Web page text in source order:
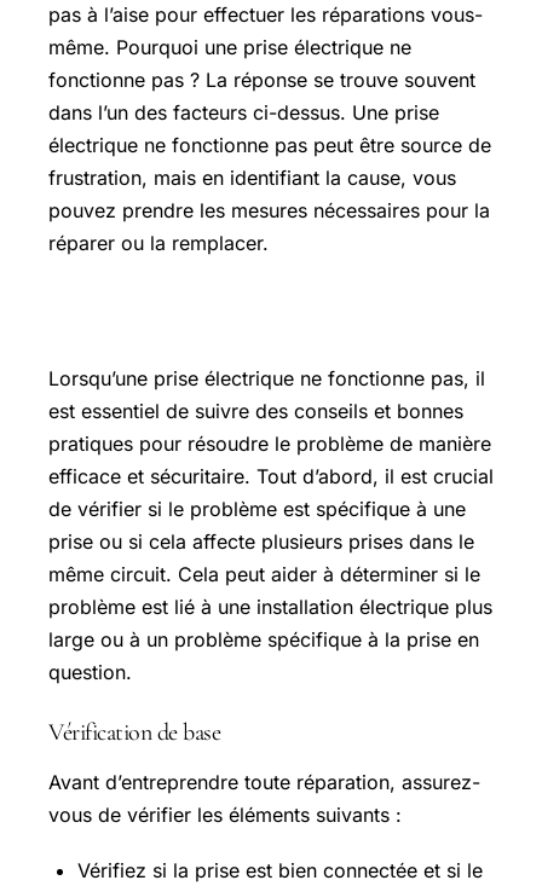
pas à l’aise pour effectuer les réparations vous-
même. Pourquoi une prise électrique ne
fonctionne pas ? La réponse se trouve souvent
dans l’un des facteurs ci-dessus. Une prise
électrique ne fonctionne pas peut être source de
frustration, mais en identifiant la cause, vous
pouvez prendre les mesures nécessaires pour la
réparer ou la remplacer.
Lorsqu’une prise électrique ne fonctionne pas, il
est essentiel de suivre des conseils et bonnes
pratiques pour résoudre le problème de manière
efficace et sécuritaire. Tout d’abord, il est crucial
de vérifier si le problème est spécifique à une
prise ou si cela affecte plusieurs prises dans le
même circuit. Cela peut aider à déterminer si le
problème est lié à une installation électrique plus
large ou à un problème spécifique à la prise en
question.
Vérification de base
Avant d’entreprendre toute réparation, assurez-
vous de vérifier les éléments suivants :
Vérifiez si la prise est bien connectée et si le